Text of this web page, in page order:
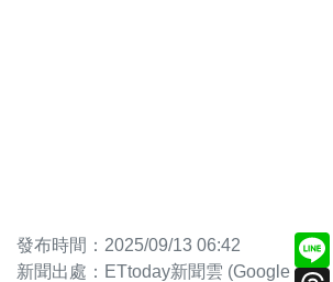
發布時間：2025/09/13 06:42
新聞出處：ETtoday新聞雲 (Google